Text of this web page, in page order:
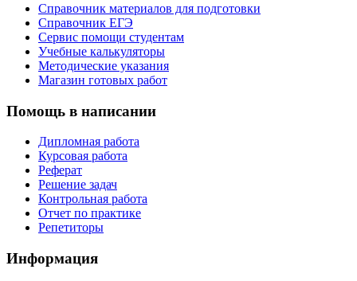
Справочник материалов для подготовки
Справочник ЕГЭ
Сервис помощи студентам
Учебные калькуляторы
Методические указания
Магазин готовых работ
Помощь в написании
Дипломная работа
Курсовая работа
Реферат
Решение задач
Контрольная работа
Отчет по практике
Репетиторы
Информация